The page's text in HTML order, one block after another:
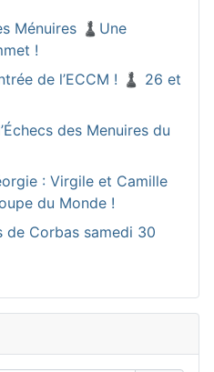
Ménuires ♟️Une
!
de l’ECCM ! ♟️ 26 et
des Menuires du
: Virgile et Camille
du Monde !
de Corbas samedi 30